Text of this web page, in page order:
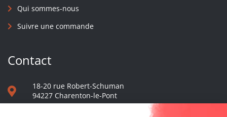
Qui sommes-nous
Suivre une commande
Contact
18-20 rue Robert-Schuman
94227 Charenton-le-Pont